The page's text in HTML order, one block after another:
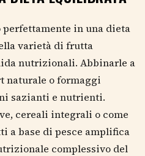
in una dieta
varietà di frutta
nutrizionali. Abbinarle a
naturale o formaggi
sazianti e nutrienti.
cereali integrali o come
a base di pesce amplifica
complessivo del